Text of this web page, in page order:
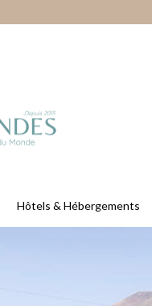
Hôtels & Hébergements